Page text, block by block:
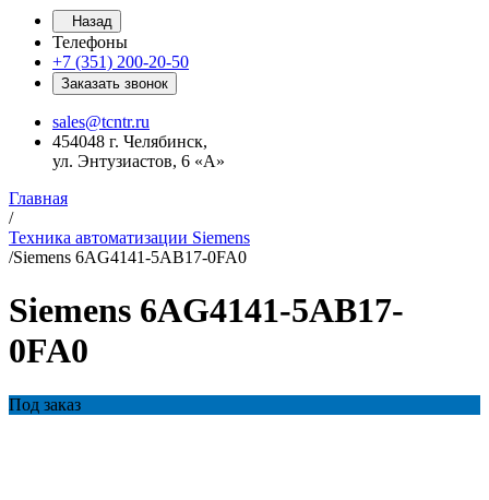
Назад
Телефоны
+7 (351) 200-20-50
Заказать звонок
sales@tcntr.ru
454048 г. Челябинск,
ул. Энтузиастов, 6 «А»
Главная
/
Техника автоматизации Siemens
/Siemens 6AG4141-5AB17-0FA0
Siemens 6AG4141-5AB17-
0FA0
Под заказ